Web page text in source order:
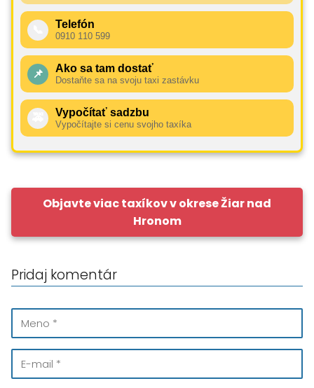
Telefón
0910 110 599
📌 Ako sa tam dostať
Dostaňte sa na svoju taxi zastávku
Vypočítať sadzbu
Vypočítajte si cenu svojho taxíka
Objavte viac taxíkov v okrese Žiar nad
Hronom
Pridaj komentár